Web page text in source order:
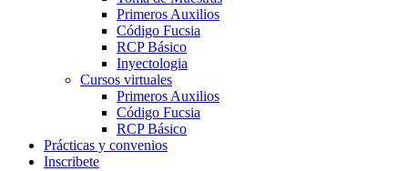
Primeros Auxilios
Código Fucsia
RCP Básico
Inyectologia
Cursos virtuales
Primeros Auxilios
Código Fucsia
RCP Básico
Prácticas y convenios
Inscribete